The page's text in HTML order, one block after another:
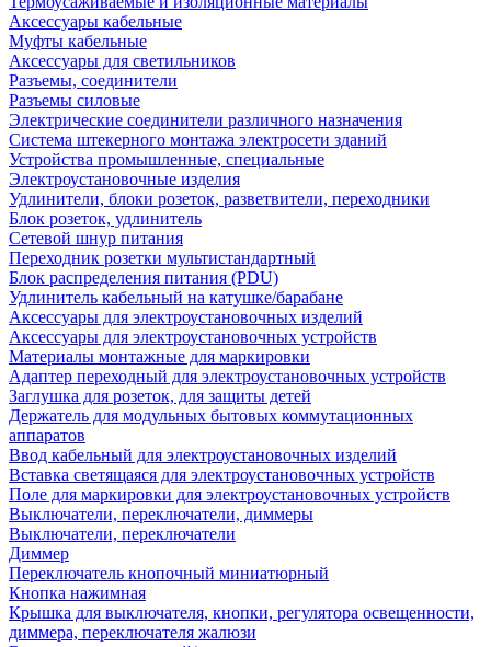
Аксессуары кабельные
Муфты кабельные
Аксессуары для светильников
Разъемы, соединители
Разъемы силовые
Электрические соединители различного назначения
Система штекерного монтажа электросети зданий
Устройства промышленные, специальные
Электроустановочные изделия
Удлинители, блоки розеток, разветвители, переходники
Блок розеток, удлинитель
Сетевой шнур питания
Переходник розетки мультистандартный
Блок распределения питания (PDU)
Удлинитель кабельный на катушке/барабане
Аксессуары для электроустановочных изделий
Аксессуары для электроустановочных устройств
Материалы монтажные для маркировки
Адаптер переходный для электроустановочных устройств
Заглушка для розеток, для защиты детей
Держатель для модульных бытовых коммутационных
аппаратов
Ввод кабельный для электроустановочных изделий
Вставка светящаяся для электроустановочных устройств
Поле для маркировки для электроустановочных устройств
Выключатели, переключатели, диммеры
Выключатели, переключатели
Диммер
Переключатель кнопочный миниатюрный
Кнопка нажимная
Крышка для выключателя, кнопки, регулятора освещенности,
диммера, переключателя жалюзи